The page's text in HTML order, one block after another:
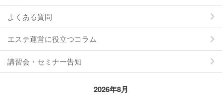
よくある質問
エステ運営に役立つコラム
講習会・セミナー告知
2026年8月